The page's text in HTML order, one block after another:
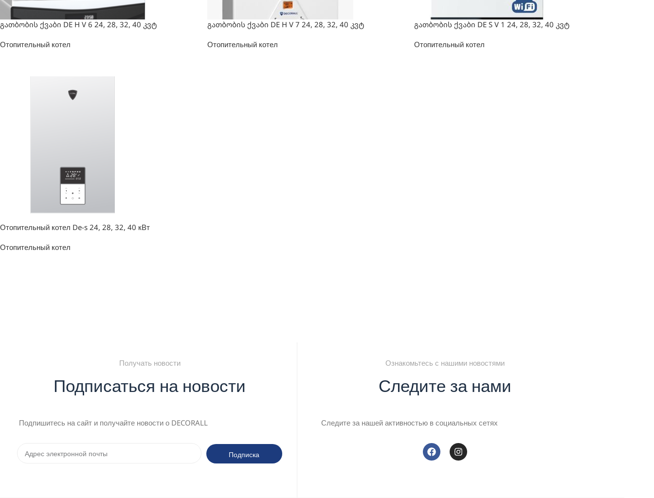
გათბობის ქვაბი DE H V 6 24, 28, 32, 40 კვტ
Отопительный котел
გათბობის ქვაბი DE H V 7 24, 28, 32, 40 კვტ
Отопительный котел
გათბობის ქვაბი DE S V 1 24, 28, 32, 40 კვტ
Отопительный котел
Отопительный котел De-s 24, 28, 32, 40 кВт
Отопительный котел
Получать новости
Подписаться на новости
Подпишитесь на сайт и получайте новости о DECORALL
Подписка
Ознакомьтесь с нашими новостями
Следите за нами
Следите за нашей активностью в социальных сетях